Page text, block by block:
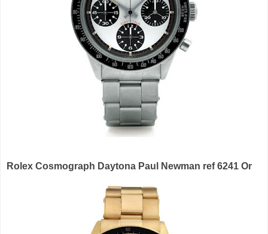
Rolex Cosmograph Daytona Paul Newman ref 6241 Or